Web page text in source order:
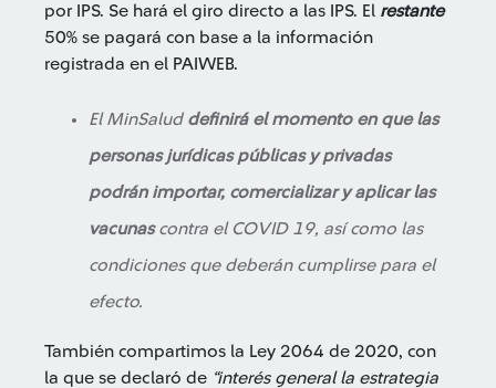
por IPS. Se hará el giro directo a las IPS. El restante
50% se pagará con base a la información
registrada en el PAIWEB.
El MinSalud definirá el momento en que las
personas jurídicas públicas y privadas
podrán importar, comercializar y aplicar las
vacunascontra el COVID 19, así como las
condiciones que deberán cumplirse para el
efecto.
También compartimos la Ley 2064 de 2020, con
la que se declaró de “interés general la estrategia